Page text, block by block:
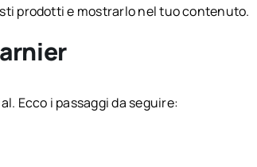
prodotti e mostrarlo nel tuo contenuto.
Ecco i passaggi da seguire: